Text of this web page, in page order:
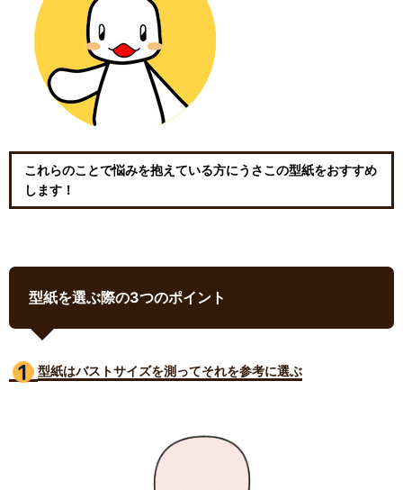
これらのことで悩みを抱えている方にうさこの型紙をおすすめ
します！
型紙を選ぶ際の3つのポイント
型紙はバストサイズを測ってそれを参考に選ぶ